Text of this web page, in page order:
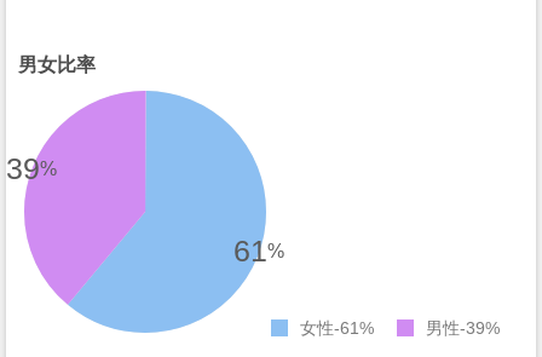
男女比率
61%
39%
女性 61% 男性 39%